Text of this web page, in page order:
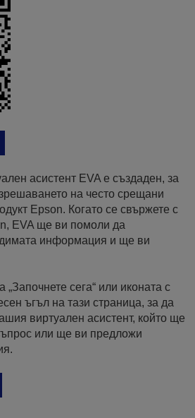
асистент EVA е създаден, за
на често срещани
Epson. Когато се свържете с
EVA ще ви помоли да
информация и ще ви
„Започнете сега“ или иконата с
ъгъл на тази страница, за да
виртуален асистент, който ще
или ще ви предложи